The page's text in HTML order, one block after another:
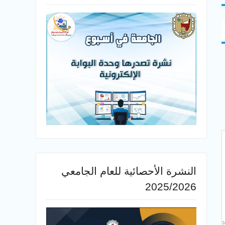
النشرة الأحصائية للعام الجامعي
2025/2026